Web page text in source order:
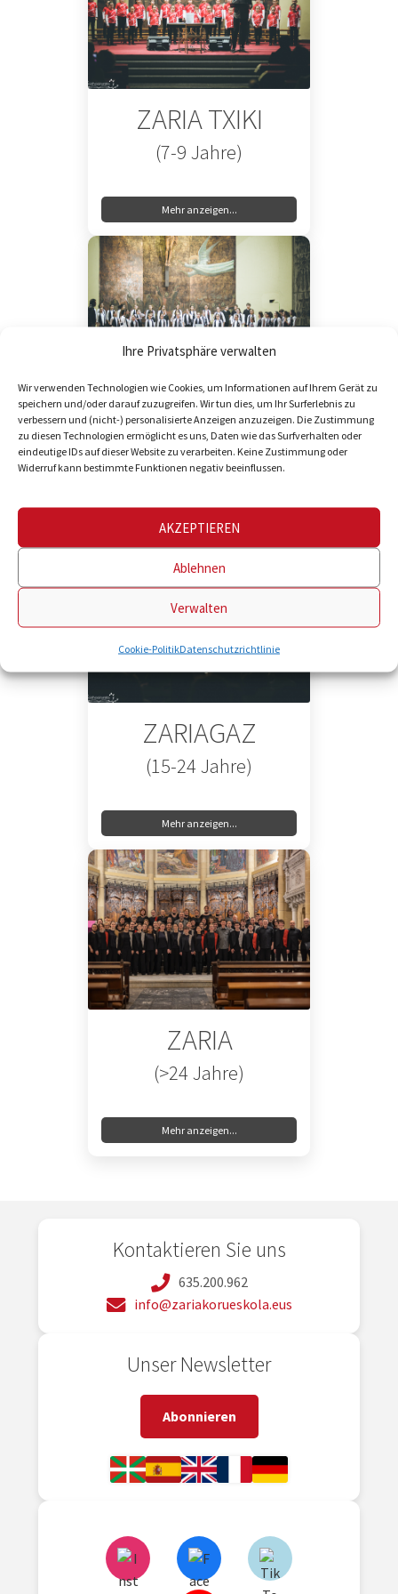
Ihre Privatsphäre verwalten
Wir verwenden Technologien wie Cookies, um Informationen auf Ihrem Gerät zu
speichern und/oder darauf zuzugreifen. Wir tun dies, um Ihr Surferlebnis zu
verbessern und (nicht-) personalisierte Anzeigen anzuzeigen. Die Zustimmung
zu diesen Technologien ermöglicht es uns, Daten wie das Surfverhalten oder
eindeutige IDs auf dieser Website zu verarbeiten. Keine Zustimmung oder
Widerruf kann bestimmte Funktionen negativ beeinflussen.
AKZEPTIEREN
Ablehnen
Verwalten
Cookie-PolitikDatenschutzrichtlinie
ZARIA TXIKI
(7-9 Jahre)
Mehr anzeigen...
ZARIATXO
(10-14 Jahre)
ZARIAGAZ
(15-24 Jahre)
Mehr anzeigen...
ZARIA
(>24 Jahre)
Mehr anzeigen...
Kontaktieren Sie uns
635.200.962
info@zariakorueskola.eus
Unser Newsletter
Abonnieren